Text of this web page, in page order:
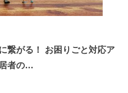
繋がる！ お困りごと対応ア
者の…